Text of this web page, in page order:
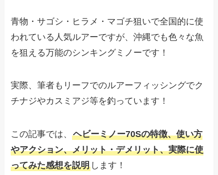
青物・サゴシ・ヒラメ・マゴチ狙いで全国的に使
われている人気ルアーですが、沖縄でも色々な魚
を狙える万能のシンキングミノーです！
実際、筆者もリーフでのルアーフィッシングでク
チナジやカスミアジ等を釣っています！
この記事では、ヘビーミノー70Sの特徴、使い方
やアクション、メリット・デメリット、実際に使
ってみた感想を説明 します！